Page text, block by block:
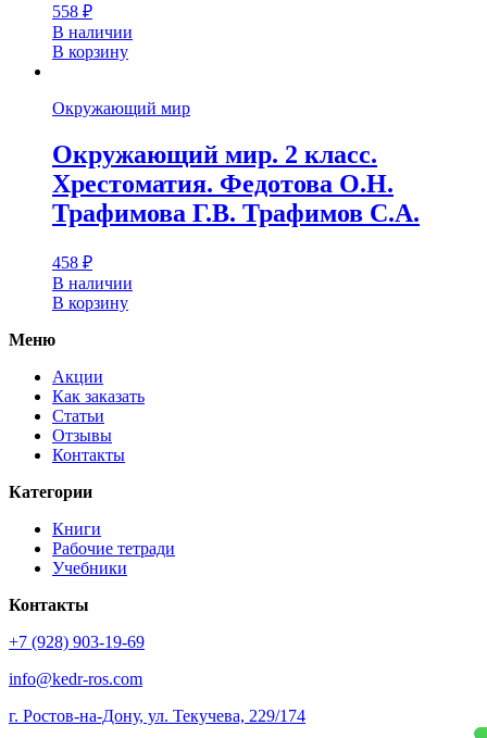
558 ₽
В наличии
В корзину
Окружающий мир
Окружающий мир. 2 класс.
Хрестоматия. Федотова О.Н.
Трафимова Г.В. Трафимов С.А.
458 ₽
В наличии
В корзину
Меню
Акции
Как заказать
Статьи
Отзывы
Контакты
Категории
Книги
Рабочие тетради
Учебники
Контакты
+7 (928) 903-19-69
info@kedr-ros.com
г. Ростов-на-Дону, ул. Текучева, 229/174